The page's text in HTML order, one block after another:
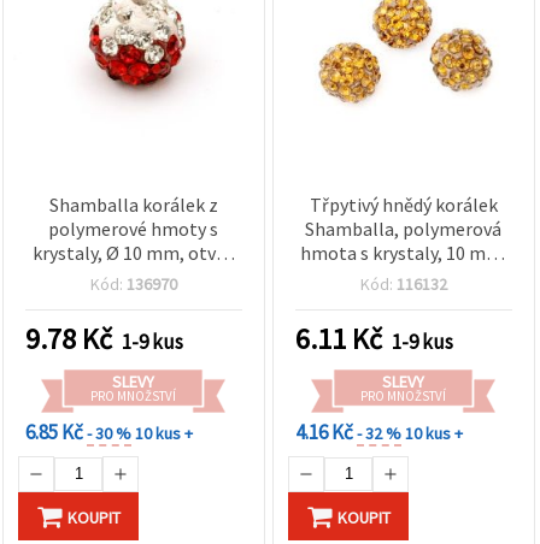
Shamballa korálek z
polymerové hmoty s
krystaly, Ø 10 mm, otvor
1,5 mm, dvoubarevný
Kód: 136970
9.78 Kč 1-9 kus
SLEVY
PRO MNOŽSTVÍ
6.85 Kč- 30 %10 kus +
KOUPIT
Třpytivý hnědý korálek
Shamballa, polymerová
hmota s krystaly, 10 mm,
otvor 1,5 mm – na výrobu
tvoření
Kód: 116132
6.11 Kč 1-9 kus
SLEVY
PRO MNOŽSTVÍ
4.16 Kč- 32 %10 kus +
KOUPIT